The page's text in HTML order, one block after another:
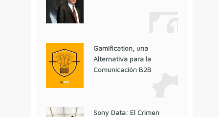
Gamification, una
Alternativa para la
Comunicación B2B
Sony Data: El Crimen